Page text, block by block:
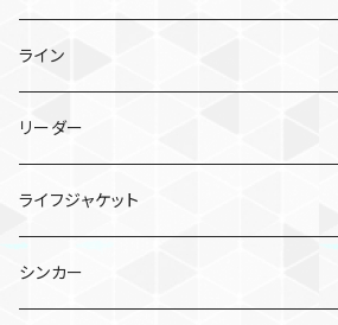
TGトウキチロウ
TGライダー
タイラバ
TGビンビンスイッチ
TGビンビンスイッチ キャンディ
ポッパー
バイブレーション
エギ
スピニングリール
ベイトリール
ライン
PEライン
シーガー PE X8
シーガー PEX8 ルアーエディション
リーダー
シーガー グランドマックスFX
ライフジャケット
シンカー